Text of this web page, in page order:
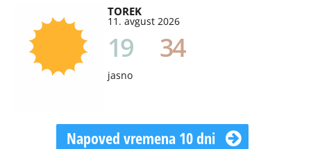
TOREK
11. avgust 2026
19 34
jasno
Napoved vremena 10 dni